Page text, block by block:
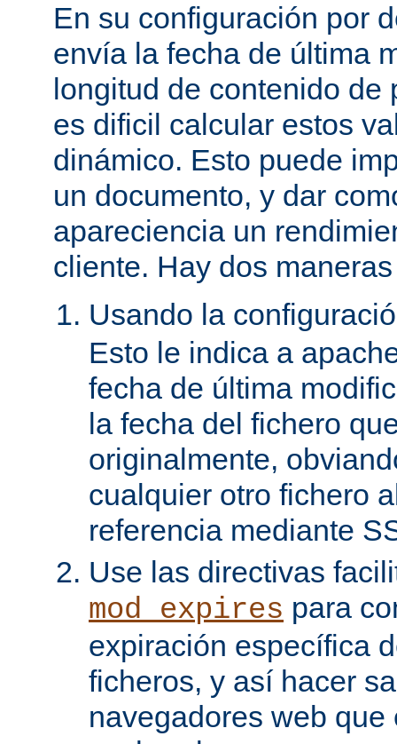
En su configuración por
envía la fecha de última
longitud de contenido
es dificil calcular estos
dinámico. Esto puede
un documento, y dar
apareciencia un
cliente. Hay dos
Usando la
Esto le indica a
fecha de última
la fecha del fichero
originalmente,
cualquier otro fichero
referencia mediante
Use las directivas
mod_expires para
expiración específica
ficheros, y así hacer
navegadores web que